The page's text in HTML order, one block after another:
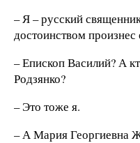
– Я – русский
достоинством произнес
– Епископ Василий? А
Родзянко?
– Это тоже я.
– А Мария Георгиевна